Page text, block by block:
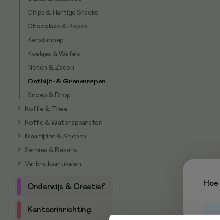
Chips & Hartige Snacks
Chocolade & Repen
Kerstsnoep
Koekjes & Wafels
Noten & Zaden
Ontbijt- & Granenrepen
Snoep & Drop
Koffie & Thee
Koffie & Waterapparaten
Maaltijden & Soepen
Servies & Bekers
Verbruiksartikelen
Onderwijs & Creatief
Kantoorinrichting